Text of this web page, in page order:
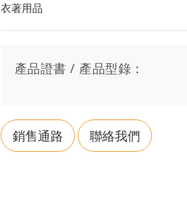
衣著用品
產品證書 / 產品型錄：
銷售通路 聯絡我們